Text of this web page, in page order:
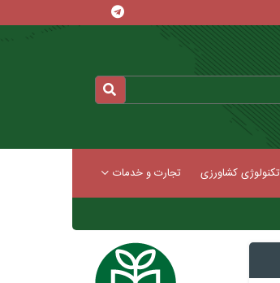
تکنولوژی کشاورزی تجارت و خدمات